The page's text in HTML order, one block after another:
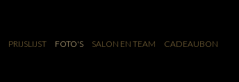
PRIJSLIJST FOTO'S SALON EN TEAM CADEAUBON